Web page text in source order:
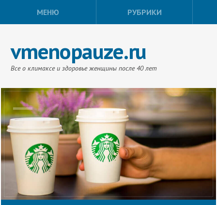
МЕНЮ РУБРИКИ
vmenopauze.ru
Все о климаксе и здоровье женщины после 40 лет